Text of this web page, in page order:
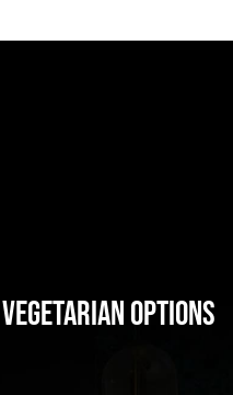
Vegetarian Options